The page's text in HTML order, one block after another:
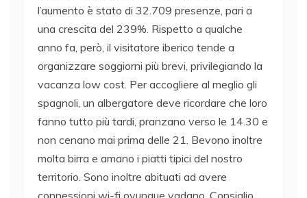
l’aumento è stato di 32.709 presenze, pari a
una crescita del 239%. Rispetto a qualche
anno fa, però, il visitatore iberico tende a
organizzare soggiorni più brevi, privilegiando la
vacanza low cost. Per accogliere al meglio gli
spagnoli, un albergatore deve ricordare che loro
fanno tutto più tardi, pranzano verso le 14.30 e
non cenano mai prima delle 21. Bevono inoltre
molta birra e amano i piatti tipici del nostro
territorio. Sono inoltre abituati ad avere